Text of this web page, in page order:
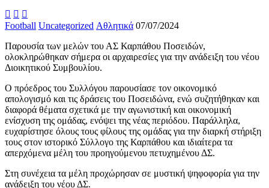
  
Football Uncategorized Αθλητικά 07/07/2024
Παρουσία των μελών του ΑΣ Καρπάθου Ποσειδών,
ολοκληρώθηκαν σήμερα οι αρχαιρεσίες για την ανάδειξη του νέου
Διοικητικού Συμβουλίου.
Ο πρόεδρος του Συλλόγου παρουσίασε τον οικονομικό
απολογισμό και τις δράσεις του Ποσειδώνα, ενώ συζητήθηκαν και
διαφορά θέματα σχετικά με την αγωνιστική και οικονομική
ενίσχυση της ομάδας, ενόψει της νέας περιόδου. Παράλληλα,
ευχαρίστησε όλους τους φίλους της ομάδας για την διαρκή στήριξη
τους στον ιστορικό Σύλλογο της Καρπάθου και ιδιαίτερα τα
απερχόμενα μέλη του προηγούμενου πετυχημένου ΔΣ.
Στη συνέχεια τα μέλη προχώρησαν σε μυστική ψηφοφορία για την
ανάδειξη του νέου ΔΣ.